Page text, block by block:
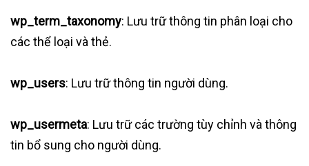
wp_term_taxonomy: Lưu trữ thông tin phân loại cho
các thể loại và thẻ.
wp_users: Lưu trữ thông tin người dùng.
wp_usermeta: Lưu trữ các trường tùy chỉnh và thông
tin bổ sung cho người dùng.